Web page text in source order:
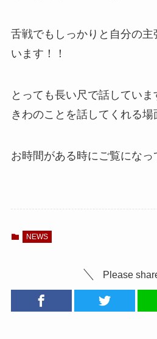
舌戦でもしっかりと自分の主
います！！
とっても長い尺で話してい
きわのことを話してくれる場
お時間がある時にご覧になっ
NEWS
Please